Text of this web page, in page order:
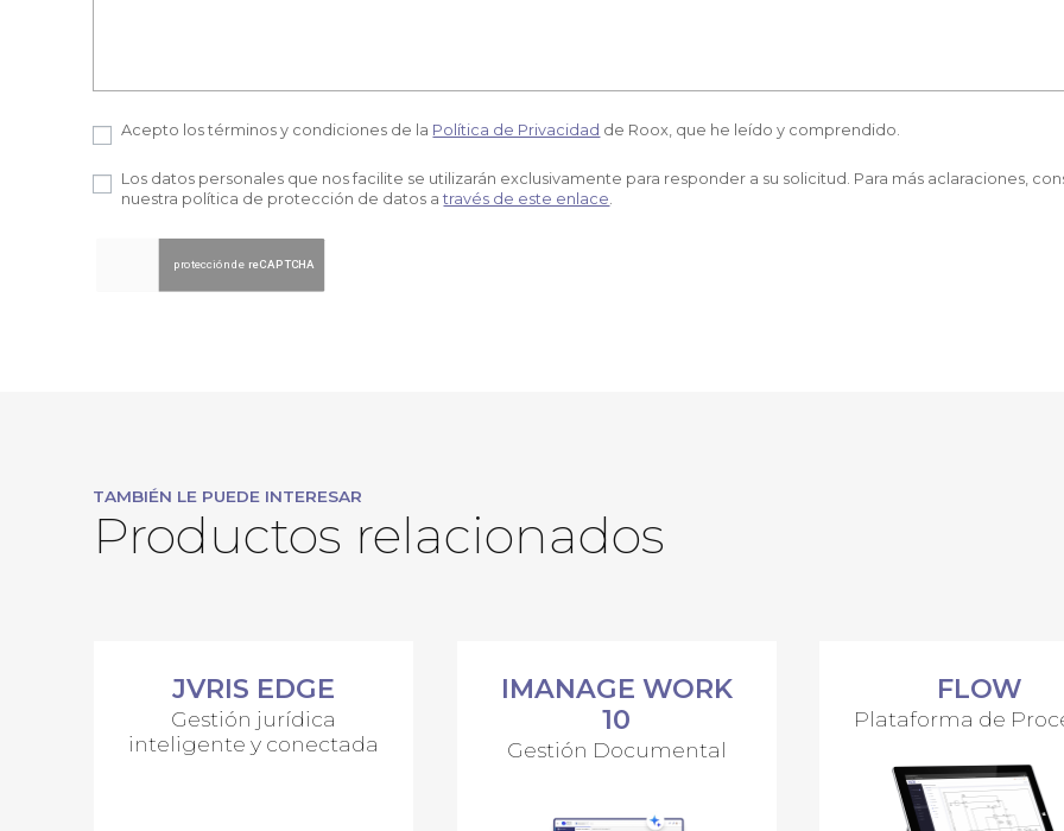
Acepto los términos y condiciones de la Política de Privacidad de Roox, que he leído y comprendido.
Los datos personales que nos facilite se utilizarán exclusivamente para responder a su solicitud. Para más aclaraciones,
nuestra política de protección de datos através de este enlace.
TAMBIÉN LE PUEDE INTERESAR
Productos relacionados
JVRIS EDGE
Gestión jurídica
inteligente y conectada
IMANAGE WORK
10
Gestión Documental
FLOW
Plataforma de